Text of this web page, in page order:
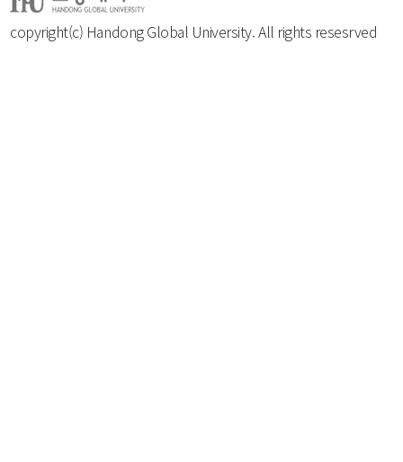
copyright(c) Handong Global University. All rights resesrved